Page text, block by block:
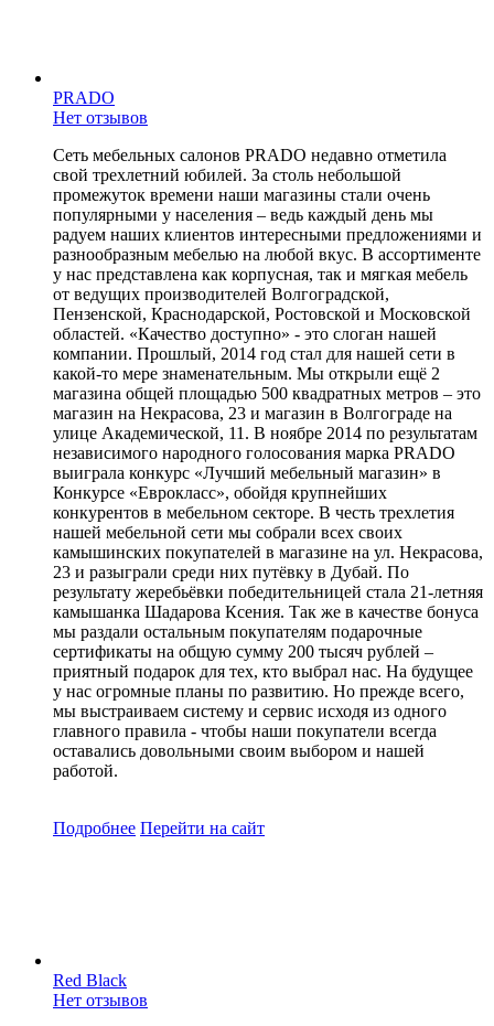
PRADO
Нет отзывов
Сеть мебельных салонов PRADO недавно отметила
свой трехлетний юбилей. За столь небольшой
промежуток времени наши магазины стали очень
популярными у населения – ведь каждый день мы
радуем наших клиентов интересными предложениями и
разнообразным мебелью на любой вкус. В ассортименте
у нас представлена как корпусная, так и мягкая мебель
от ведущих производителей Волгоградской,
Пензенской, Краснодарской, Ростовской и Московской
областей. «Качество доступно» - это слоган нашей
компании. Прошлый, 2014 год стал для нашей сети в
какой-то мере знаменательным. Мы открыли ещё 2
магазина общей площадью 500 квадратных метров – это
магазин на Некрасова, 23 и магазин в Волгограде на
улице Академической, 11. В ноябре 2014 по результатам
независимого народного голосования марка PRADO
выиграла конкурс «Лучший мебельный магазин» в
Конкурсе «Еврокласс», обойдя крупнейших
конкурентов в мебельном секторе. В честь трехлетия
нашей мебельной сети мы собрали всех своих
камышинских покупателей в магазине на ул. Некрасова,
23 и разыграли среди них путёвку в Дубай. По
результату жеребьёвки победительницей стала 21-летняя
камышанка Шадарова Ксения. Так же в качестве бонуса
мы раздали остальным покупателям подарочные
сертификаты на общую сумму 200 тысяч рублей –
приятный подарок для тех, кто выбрал нас. На будущее
у нас огромные планы по развитию. Но прежде всего,
мы выстраиваем систему и сервис исходя из одного
главного правила - чтобы наши покупатели всегда
оставались довольными своим выбором и нашей
работой.
Подробнее Перейти на сайт
Red Black
Нет отзывов